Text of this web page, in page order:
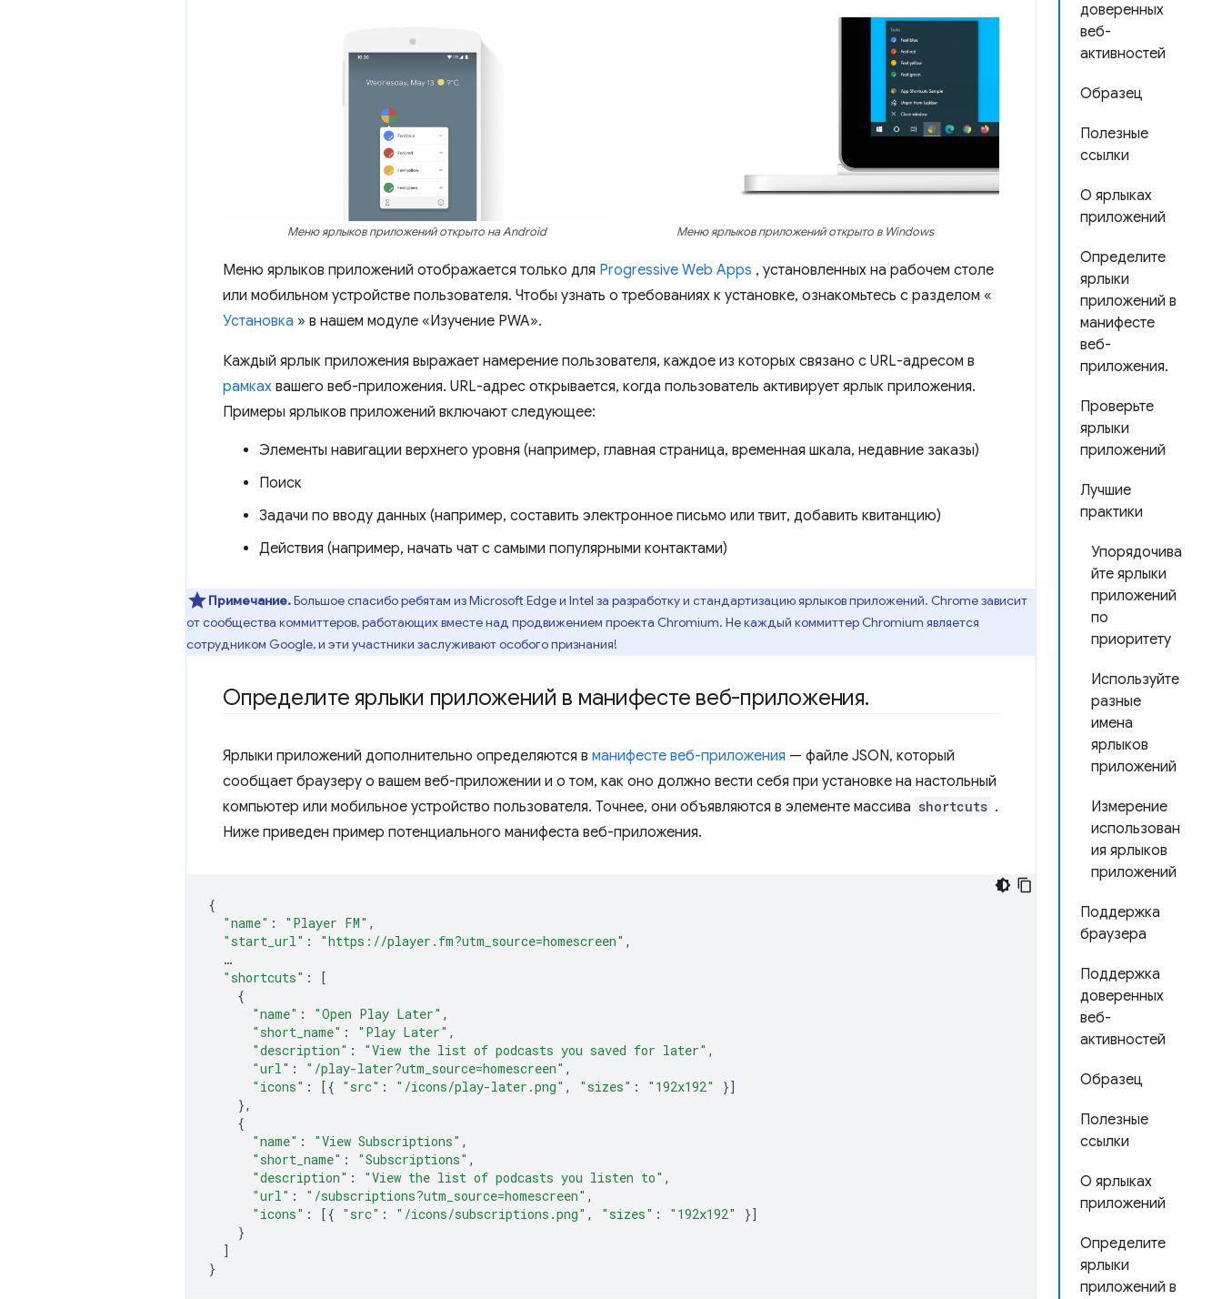
доверенных
веб-
активностей
Образец
Полезные
ссылки
О ярлыках
приложений
Определите
ярлыки
приложений в
манифесте
веб-
приложения.
Проверьте
ярлыки
приложений
Лучшие
практики
Упорядочива
йте ярлыки
приложений
по
приоритету
Используйте
разные
имена
ярлыков
приложений
Измерение
использован
ия ярлыков
приложений
Поддержка
браузера
Поддержка
доверенных
веб-
активностей
Образец
Полезные
ссылки
О ярлыках
приложений
Определите
ярлыки
приложений в
Меню ярлыков приложений открыто на Android Меню ярлыков приложений открыто в Windows
Меню ярлыков приложений отображается только для Progressive Web Apps , установленных на рабочем столе
или мобильном устройстве пользователя. Чтобы узнать о требованиях к установке, ознакомьтесь с разделом «
Установка » в нашем модуле «Изучение PWA».
Каждый ярлык приложения выражает намерение пользователя, каждое из которых связано с URL-адресом в
рамках вашего веб-приложения. URL-адрес открывается, когда пользователь активирует ярлык приложения.
Примеры ярлыков приложений включают следующее:
Элементы навигации верхнего уровня (например, главная страница, временная шкала, недавние заказы)
Поиск
Задачи по вводу данных (например, составить электронное письмо или твит, добавить квитанцию)
Действия (например, начать чат с самыми популярными контактами)
Примечание.Большое спасибо ребятам из Microsoft Edge и Intel за разработку и стандартизацию ярлыков приложений. Chrome зависит
от сообщества коммиттеров, работающих вместе над продвижением проекта Chromium. Не каждый коммиттер Chromium является
сотрудником Google, и эти участники заслуживают особого признания!
Определите ярлыки приложений в манифесте веб-приложения.
Ярлыки приложений дополнительно определяются в манифесте веб-приложения — файле JSON, который
сообщает браузеру о вашем веб-приложении и о том, как оно должно вести себя при установке на настольный
компьютер или мобильное устройство пользователя. Точнее, они объявляются в элементе массива shortcuts .
Ниже приведен пример потенциального манифеста веб-приложения.
{
"name" : "Player FM" ,
"start_url" : "https://player.fm?utm_source=homescreen" ,
…
"shortcuts" :
[
{
"name" : "Open Play Later" ,
"short_name" : "Play Later" ,
"description" : "View the list of podcasts you saved for later" ,
"url" : "/play-later?utm_source=homescreen" ,
"icons" : [{ "src" : "/icons/play-later.png" , "sizes" : "192x192"
}]
},
{
"name" : "View Subscriptions" ,
"short_name" : "Subscriptions" ,
"description" : "View the list of podcasts you listen to" ,
"url" : "/subscriptions?utm_source=homescreen" ,
"icons" : [{ "src" : "/icons/subscriptions.png" , "sizes" : "192x192"
}]
}
]
}